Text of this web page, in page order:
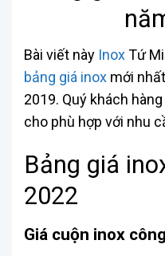
Bài viết này InoxTứ
bảng giá inox mới
2019. Quý khách
cho phù hợp với nhu
Bảng giá
2022
Giá cuộn inox